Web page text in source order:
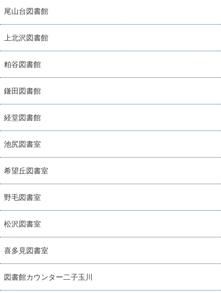
尾山台図書館
上北沢図書館
粕谷図書館
鎌田図書館
経堂図書館
池尻図書室
希望丘図書室
野毛図書室
松沢図書室
喜多見図書室
図書館カウンター二子玉川